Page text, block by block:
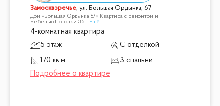
Замоскворечье, ул. Большая Ордынка, 67
Дом «Большая Ордынка 67» Квартира с ремонтом и
мебелью Потолки 3.5... Ещё
4-комнатная квартира
5 этаж
С отделкой
170 кв.м
3 спальни